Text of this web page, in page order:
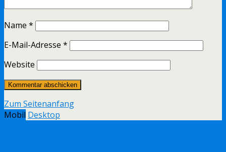
Name *
E-Mail-Adresse *
Website
Zum Seitenanfang
Mobil Desktop